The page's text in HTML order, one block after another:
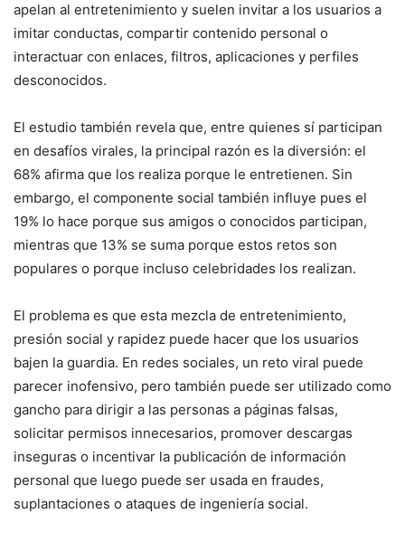
apelan al entretenimiento y suelen invitar a los usuarios a
imitar conductas, compartir contenido personal o
interactuar con enlaces, filtros, aplicaciones y perfiles
desconocidos.
El estudio también revela que, entre quienes sí participan
en desafíos virales, la principal razón es la diversión: el
68% afirma que los realiza porque le entretienen. Sin
embargo, el componente social también influye pues el
19% lo hace porque sus amigos o conocidos participan,
mientras que 13% se suma porque estos retos son
populares o porque incluso celebridades los realizan.
El problema es que esta mezcla de entretenimiento,
presión social y rapidez puede hacer que los usuarios
bajen la guardia. En redes sociales, un reto viral puede
parecer inofensivo, pero también puede ser utilizado como
gancho para dirigir a las personas a páginas falsas,
solicitar permisos innecesarios, promover descargas
inseguras o incentivar la publicación de información
personal que luego puede ser usada en fraudes,
suplantaciones o ataques de ingeniería social.